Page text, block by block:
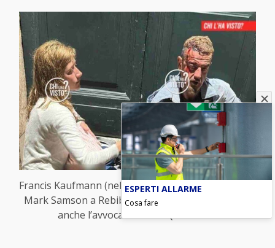
Francis Kaufmann (nella foto Ansa) diventa amico di
Mark Samson a Rebibbia, quest’ultimo gli “passa”
anche l’avvocato – Blitz Quotidiano
ESPERTI ALLARME
Cosa fare